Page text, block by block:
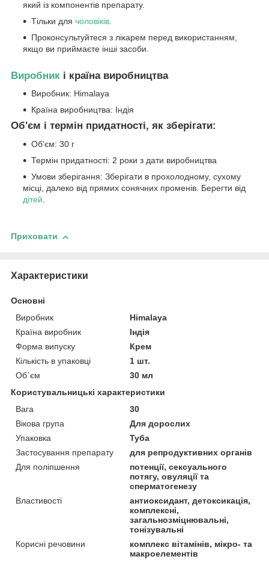
який із компонентів препарату.
Тільки для чоловіків
Проконсультуйтеся з лікарем перед використанням,
якщо ви приймаєте інші засоби.
Виробник і країна виробництва
Виробник: Himalaya
Країна виробництва: Індія
Об'єм і термін придатності, як зберігати:
Об'єм: 30 г
Термін придатності: 2 роки з дати виробництва
Умови зберігання: Зберігати в прохолодному, сухому
місці, далеко від прямих сонячних променів. Берегти від
дітей.
Приховати
Характеристики
Основні
Виробник
Himalaya
Країна виробник
Індія
Форма випуску
Крем
Кількість в упаковці
1 шт.
Об`єм
30 мл
Користувальницькі характеристики
Вага
30
Вікова група
Для дорослих
Упаковка
Туба
Застосування препарату
для репродуктивних органів
Для поліпшення
потенції, сексуального
потягу, овуляції та
сперматогенезу
Властивості
антиоксидант, детоксикація,
комплексні,
загальнозміцнювальні,
тонізувальні
Корисні речовини
комплекс вітамінів, мікро- та
макроелементів